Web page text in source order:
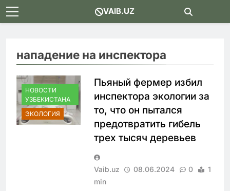
Skip
to
VAIB.UZ
нападение на инспектора
НОВОСТИ
УЗБЕКИСТАНА
ЭКОЛОГИЯ
Пьяный фермер избил
инспектора экологии за
то, что он пытался
предотвратить гибель
трех тысяч деревьев
Vaib.uz 08.06.2024 0
1
min